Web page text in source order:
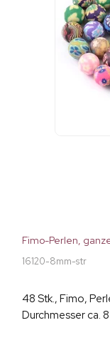
Fimo-Perlen,
16120-8mm-str
48 Stk., Fimo,
Durchmesser ca.